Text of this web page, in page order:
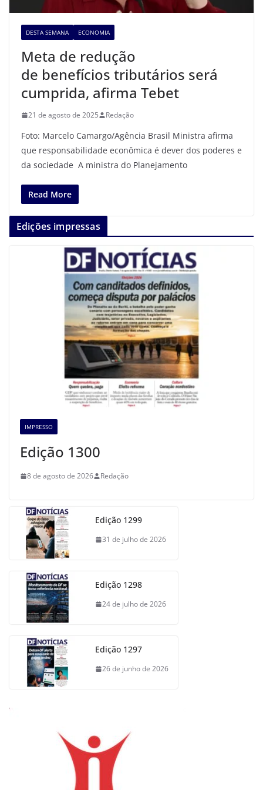
DESTA SEMANA ECONOMIA
Meta de redução
de benefícios tributários será
cumprida, afirma Tebet
21 de agosto de 2025 Redação
Foto: Marcelo Camargo/Agência Brasil Ministra afirma
que responsabilidade econômica é dever dos poderes e
da sociedade A ministra do Planejamento
Read More
Edições impressas
IMPRESSO
Edição 1300
8 de agosto de 2026 Redação
Edição 1299
31 de julho de 2026
Edição 1298
24 de julho de 2026
Edição 1297
26 de junho de 2026